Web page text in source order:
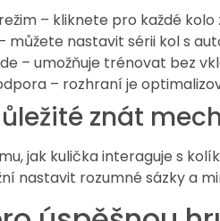
– kliknete pro každé kolo
můžete nastavit sérii kol s
– umožňuje trénovat bez
– rozhraní je
znát
jak kulička interaguje s
nastavit rozumné sázky a